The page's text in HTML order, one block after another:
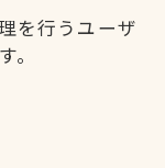
を行うユーザ
。